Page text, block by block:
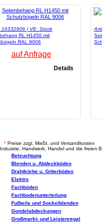
16332906 | VE: Stück
RL H1450 mit
RAL 9006
auf Anfrage
Details
* Preise zzgl. MwSt. und Versandkosten
Handwerk, Handel und die freien
Beleuchtung
Blenden u. Abdeckböden
Drahtkörbe u. Gitterböden
Elektro
Fachböden
Fachbodenunterteilung
Fußteile und Sockelblenden
Gondelabdeckungen
Großmarkt- und Leistenregal